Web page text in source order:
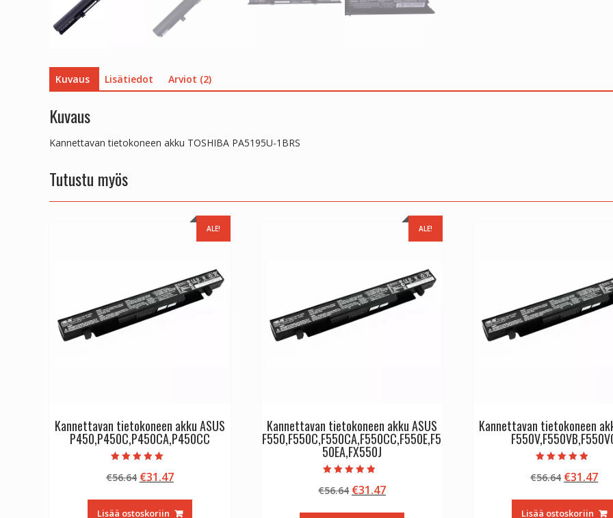
Kuvaus Lisätiedot Arviot (2)
Kuvaus
Kannettavan tietokoneen akku TOSHIBA PA5195U-1BRS
Tutustu myös
ALE!
Kannettavan tietokoneen akku ASUS
P450,P450C,P450CA,P450CC
tuotteesta:
5.00
€56.64 Alkuperäinen
oli:
€31.47Nykyinen
on:
Lisää ostoskoriin
ALE!
Kannettavan tietokoneen akku ASUS
F550,F550C,F550CA,F550CC,F550E,F5
50EA,FX550J
tuotteesta:
4.50
€56.64 Alkuperäinen
€31.47Nykyinen
Kannettavan tietokoneen
tuotteesta:
5.00
€56.64
oli:
€31.47
on:
Lisää ostoskoriin